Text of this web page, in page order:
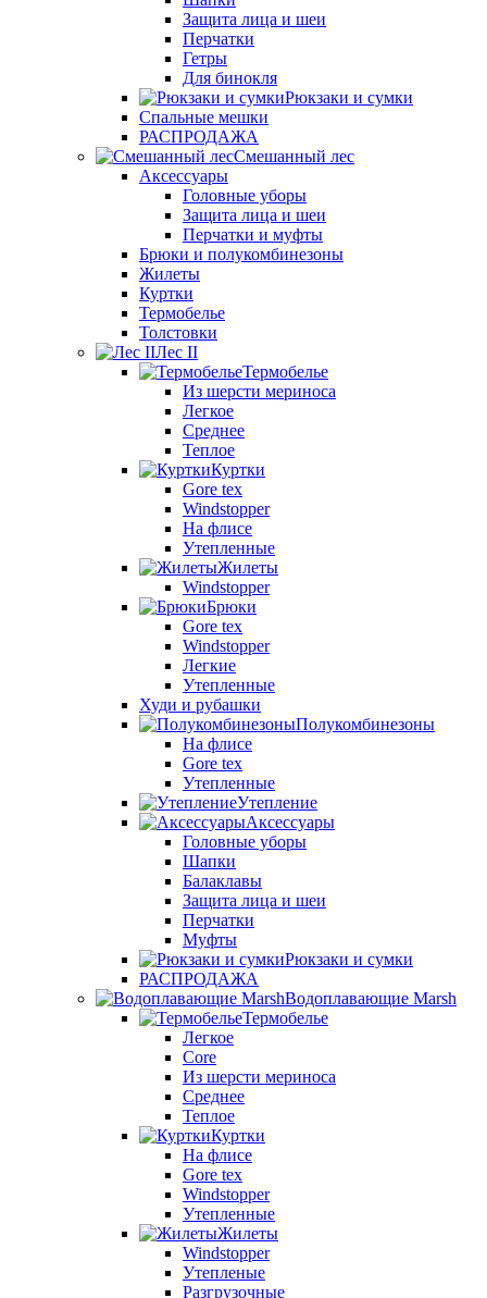
Защита лица и шеи
Перчатки
Гетры
Для бинокля
Рюкзаки и сумки
Спальные мешки
РАСПРОДАЖА
Смешанный лес
Аксессуары
Головные уборы
Защита лица и шеи
Перчатки и муфты
Брюки и полукомбинезоны
Жилеты
Куртки
Термобелье
Толстовки
Лес II
Термобелье
Из шерсти мериноса
Легкое
Среднее
Теплое
Куртки
Gore tex
Windstopper
На флисе
Утепленные
Жилеты
Windstopper
Брюки
Gore tex
Windstopper
Легкие
Утепленные
Худи и рубашки
Полукомбинезоны
На флисе
Gore tex
Утепленные
Утепление
Аксессуары
Головные уборы
Шапки
Балаклавы
Защита лица и шеи
Перчатки
Муфты
Рюкзаки и сумки
РАСПРОДАЖА
Водоплавающие Marsh
Термобелье
Легкое
Core
Из шерсти мериноса
Среднее
Теплое
Куртки
На флисе
Gore tex
Windstopper
Утепленные
Жилеты
Windstopper
Утепленые
Разгрузочные